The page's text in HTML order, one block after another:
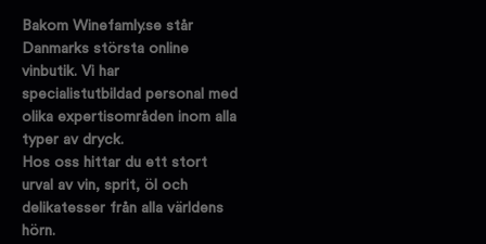
Bakom Winefamly.se står
Danmarks största online
vinbutik. Vi har
specialistutbildad personal med
olika expertisområden inom alla
typer av dryck.
Hos oss hittar du ett stort
urval av vin, sprit, öl och
delikatesser från alla världens
hörn.